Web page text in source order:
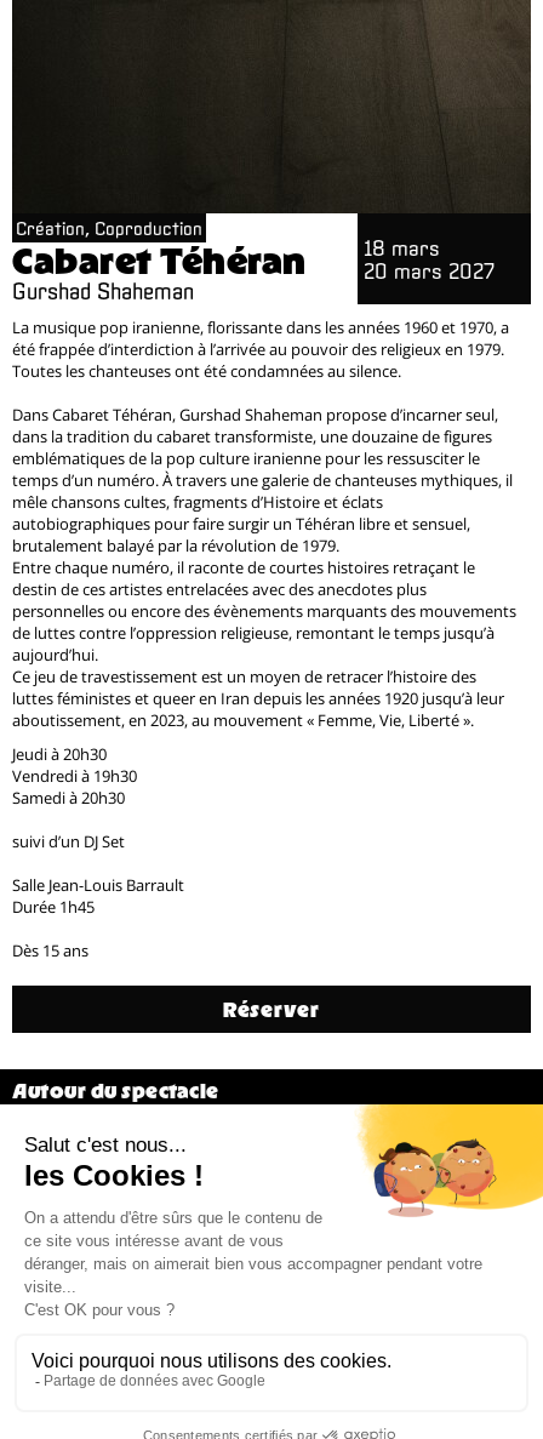
Création, Coproduction
Cabaret Téhéran
Gurshad Shaheman
18 mars
20 mars 2027
La musique pop iranienne, florissante dans les années 1960 et 1970, a
été frappée d’interdiction à l’arrivée au pouvoir des religieux en 1979.
Toutes les chanteuses ont été condamnées au silence.
Dans Cabaret Téhéran, Gurshad Shaheman propose d’incarner seul,
dans la tradition du cabaret transformiste, une douzaine de figures
emblématiques de la pop culture iranienne pour les ressusciter le
temps d’un numéro. À travers une galerie de chanteuses mythiques, il
mêle chansons cultes, fragments d’Histoire et éclats
autobiographiques pour faire surgir un Téhéran libre et sensuel,
brutalement balayé par la révolution de 1979.
Entre chaque numéro, il raconte de courtes histoires retraçant le
destin de ces artistes entrelacées avec des anecdotes plus
personnelles ou encore des évènements marquants des mouvements
de luttes contre l’oppression religieuse, remontant le temps jusqu’à
aujourd’hui.
Ce jeu de travestissement est un moyen de retracer l’histoire des
luttes féministes et queer en Iran depuis les années 1920 jusqu’à leur
aboutissement, en 2023, au mouvement « Femme, Vie, Liberté ».
Jeudi à 20h30
Vendredi à 19h30
Samedi à 20h30
suivi d’un DJ Set
Salle Jean-Louis Barrault
Durée 1h45
Dès 15 ans
Réserver
Autour du spectacle
Générique
Précédent Suivant
Billetterie 02 38 81 01 00 (du mardi au vendredi de 14h à 18h)
Administration 02 38 62 15 55 –cdn@cdn-orleans.com
CDN Orléans / Centre-Val de Loire Boulevard Pierre Ségelle 45000 Orléans
Mentions légales
Email *